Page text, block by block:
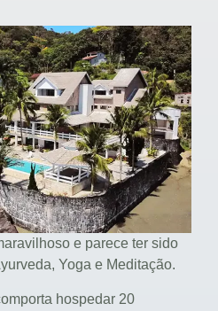
e parece ter sido
Yoga e Meditação.
hospedar 20